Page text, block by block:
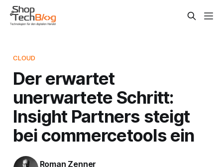
CLOUD
Der erwartet
unerwartete Schritt:
Insight Partners steigt
bei commercetools ein
Roman Zenner